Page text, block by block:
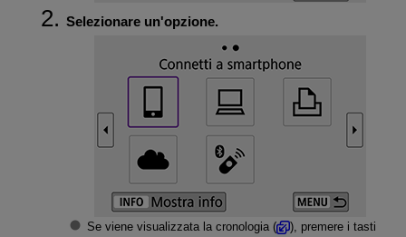
Selezionare un'opzione.
Se viene visualizzata la cronologia (
), premere i tasti